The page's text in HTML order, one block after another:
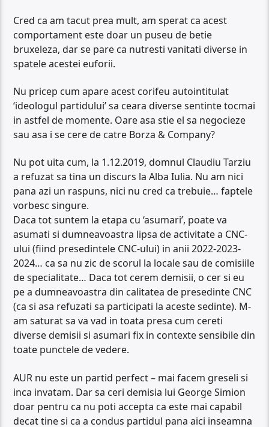
Cred ca am tacut prea mult, am sperat ca acest
comportament este doar un puseu de betie
bruxeleza, dar se pare ca nutresti vanitati diverse in
spatele acestei euforii.
Nu pricep cum apare acest corifeu autointitulat
‘ideologul partidului’ sa ceara diverse sentinte tocmai
in astfel de momente. Oare asa stie el sa negocieze
sau asa i se cere de catre Borza & Company?
Nu pot uita cum, la 1.12.2019, domnul Claudiu Tarziu
a refuzat sa tina un discurs la Alba Iulia. Nu am nici
pana azi un raspuns, nici nu cred ca trebuie… faptele
vorbesc singure.
Daca tot suntem la etapa cu ‘asumari’, poate va
asumati si dumneavoastra lipsa de activitate a CNC-
ului (fiind presedintele CNC-ului) in anii 2022-2023-
2024… ca sa nu zic de scorul la locale sau de comisiile
de specialitate… Daca tot cerem demisii, o cer si eu
pe a dumneavoastra din calitatea de presedinte CNC
(ca si asa refuzati sa participati la aceste sedinte). M-
am saturat sa va vad in toata presa cum cereti
diverse demisii si asumari fix in contexte sensibile din
toate punctele de vedere.
AUR nu este un partid perfect – mai facem greseli si
inca invatam. Dar sa ceri demisia lui George Simion
doar pentru ca nu poti accepta ca este mai capabil
decat tine si ca a condus partidul pana aici inseamna